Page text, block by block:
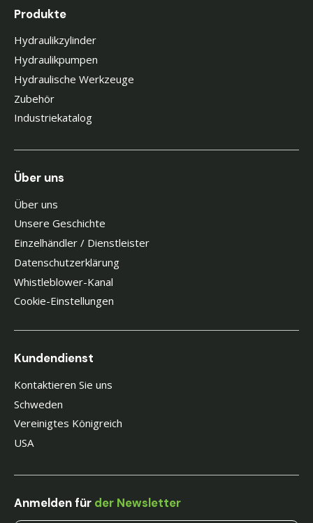
Produkte
Hydraulikzylinder
Hydraulikpumpen
Hydraulische Werkzeuge
Zubehör
Industriekatalog
Über uns
Über uns
Unsere Geschichte
Einzelhändler / Dienstleister
Datenschutzerklärung
Whistleblower-Kanal
Cookie-Einstellungen
Kundendienst
Kontaktieren Sie uns
Schweden
Vereinigtes Königreich
USA
Anmelden für der Newsletter